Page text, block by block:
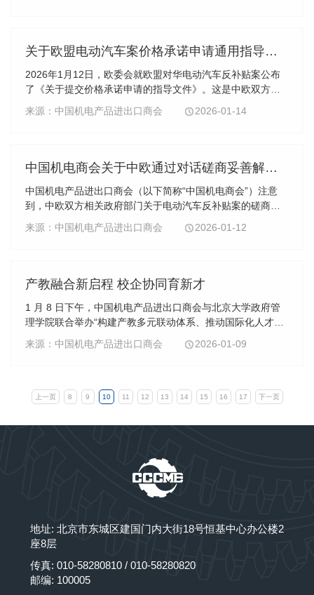
关于欧盟电动汽车案价格承诺申请通用指导文件的技术解读
2026年1月12日，欧委会就欧盟对华电动汽车反补贴案公布
了《关于提交价格承诺申请的指导文件》。这是中欧双方在
世贸组织规则框架下，围绕电动汽车案进行多轮磋商的重要
成果。指导文件专门为涉案电动汽车企业申请价格承诺提供
企业可以结合自身情况，以实用和有针对性的方式，根据指
导文件寻求替代缴纳反补贴税的对欧出口路径。欧委会在指
导文件中承诺，将按照世贸组织规则，根据统一法律标准，
遵循非歧视原则，客观评估每一份价格承诺申请。……
来源：中国机电产品进出口商会 2026-01-14
中国机电商会关于中欧通过对话磋商妥善解决电动汽车反补贴案达成积极成果的声明
中国机电产品进出口商会（以下简称“中国机电商会”）注意
到，中欧双方相关政府部门关于电动汽车反补贴案的磋商取
得积极成果。欧委会发布《关于提交价格承诺申请的指导文
件》（以下简称“指导文件”），中国电动汽车企业可依据指导
查，符合条件的企业可用价格承诺替代反补贴征税。 中国机
电商会认为，妥善解决欧盟对华电动汽车反补贴案，是中欧
电动汽车上下游业界的普遍期待，有助于促进中欧相关产业
链供应链的安全稳定，维护中欧经贸合作大局及以规则为基
础的国际贸易秩序。……
来源：中国机电产品进出口商会 2026-01-12
产教融合新启程 校企协同育新才
1 月 8 日下午，中国机电产品进出口商会与北京大学政府管
理学院联合举办“构建产教多元联动体系、推动国际化人才培
养”闭门交流会。中国机电产品进出口商会会长张钰晶、常务
副会长兼专家委员会主任委员郑超、专家委...
来源：中国机电产品进出口商会 2026-01-09
上一页 8 9 10 11 12 13 14 15 16 17 下一页
地址: 北京市东城区建国门内大街18号恒基中心办公楼2
座8层
传真: 010-58280810 / 010-58280820
邮编: 100005